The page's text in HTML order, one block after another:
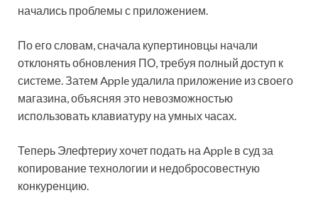
начались проблемы с приложением.
По его словам, сначала купертиновцы начали
отклонять обновления ПО, требуя полный доступ к
системе. Затем Apple удалила приложение из своего
магазина, объясняя это невозможностью
использовать клавиатуру на умных часах.
Теперь Элефтериу хочет подать на Apple в суд за
копирование технологии и недобросовестную
конкуренцию.